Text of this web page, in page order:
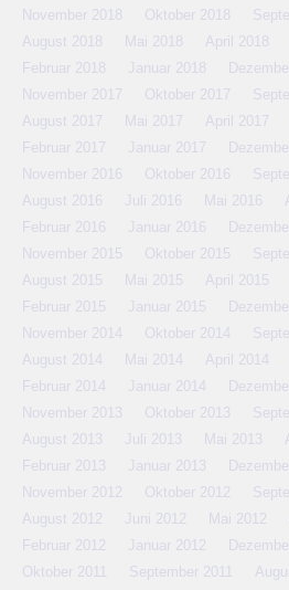
November 2018
Oktober 2018
August 2018
Mai 2018 April 2018
Februar 2018
Januar 2018
November 2017
Oktober 2017
August 2017
Mai 2017 April 2017
Februar 2017
Januar 2017
November 2016
Oktober 2016
August 2016
Juli 2016 Mai 2016
Februar 2016
Januar 2016
November 2015
Oktober 2015
August 2015
Mai 2015 April 2015
Februar 2015
Januar 2015
November 2014
Oktober 2014
August 2014
Mai 2014 April 2014
Februar 2014
Januar 2014
November 2013
Oktober 2013
August 2013
Juli 2013 Mai 2013
Februar 2013
Januar 2013
November 2012
Oktober 2012
August 2012
Juni 2012 Mai 2012
Februar 2012
Januar 2012
Oktober 2011
September 2011